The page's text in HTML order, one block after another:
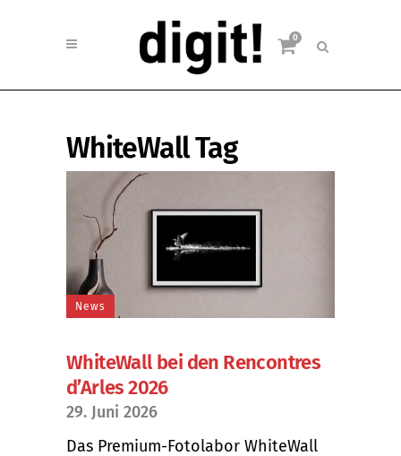
0
WhiteWall Tag
News
WhiteWall bei den Rencontres
d’Arles 2026
29. Juni 2026
Das Premium-Fotolabor WhiteWall